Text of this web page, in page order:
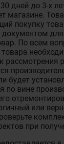
дней до 3-х
магазине.
покупку
По всем
рассмотрения
будет
по вине
или
при